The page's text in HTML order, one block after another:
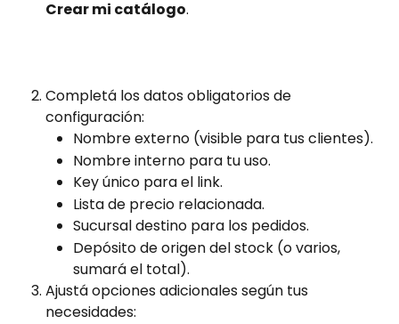
Crear mi catálogo.
Completá los datos obligatorios de
configuración:
Nombre externo (visible para tus clientes).
Nombre interno para tu uso.
Key único para el link.
Lista de precio relacionada.
Sucursal destino para los pedidos.
Depósito de origen del stock (o varios,
sumará el total).
Ajustá opciones adicionales según tus
necesidades: